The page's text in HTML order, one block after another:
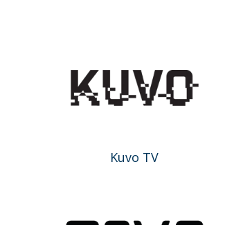
Kuvo TV